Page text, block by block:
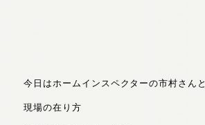
今日はホームインスペクターの市村さんと
現場の在り方